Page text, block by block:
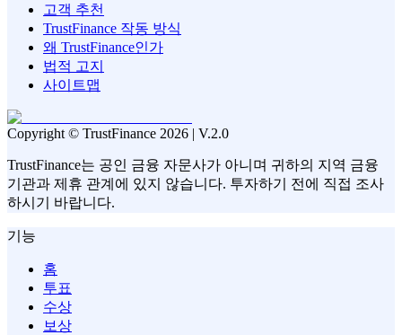
고객 추천
TrustFinance 작동 방식
왜 TrustFinance인가
법적 고지
사이트맵
Copyright © TrustFinance 2026 | V.2.0
TrustFinance는 공인 금융 자문사가 아니며 귀하의 지역 금융
기관과 제휴 관계에 있지 않습니다. 투자하기 전에 직접 조사
하시기 바랍니다.
기능
홈
투표
수상
보상